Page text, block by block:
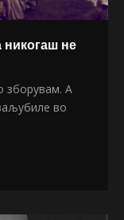
никогаш не
зборувам. А
во